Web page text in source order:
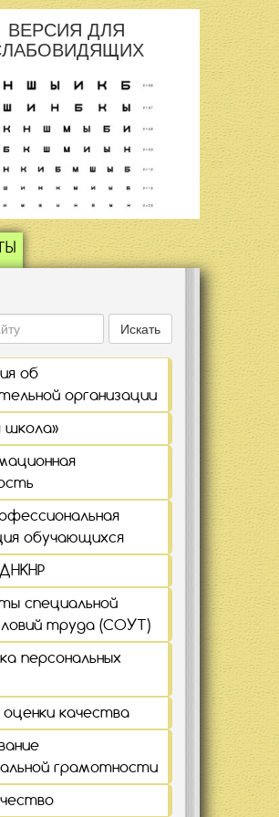
ВЕРСИЯ ДЛЯ
Поиск
Искать
об
организации
школа»
обучающихся
специальной
труда (СОУТ)
персональных
качества
грамотности